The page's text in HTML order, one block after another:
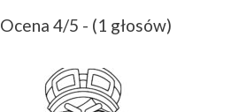
Ocena 4/5 - (1 głosów)